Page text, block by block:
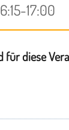
17:00
für diese